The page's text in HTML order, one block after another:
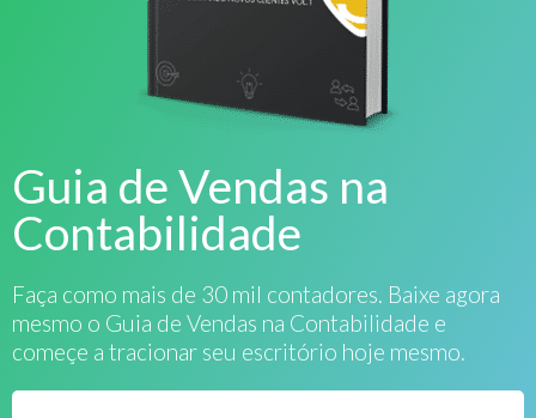
Guia de Vendas na
Contabilidade
Faça como mais de 30 mil contadores. Baixe agora
mesmo o Guia de Vendas na Contabilidade e
começe a tracionar seu escritório hoje mesmo.